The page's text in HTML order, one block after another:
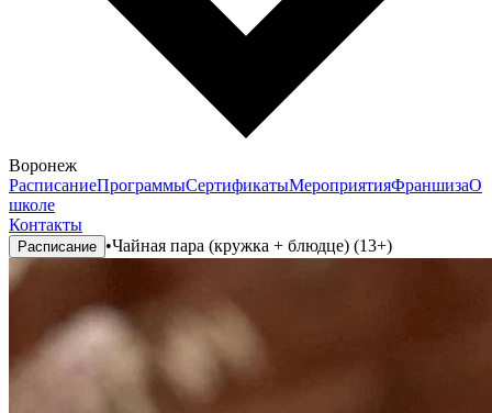
Воронеж
РасписаниеПрограммыСертификатыМероприятияФраншизаО
школе
Контакты
Расписание •Чайная пара (кружка + блюдце) (13+)